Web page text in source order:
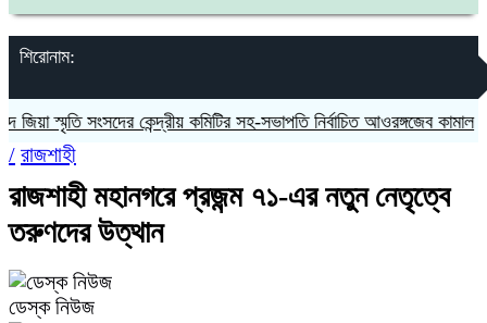
শিরোনাম:
স্মৃতি সংসদের কেন্দ্রীয় কমিটির সহ-সভাপতি নির্বাচিত আওরঙ্গজেব কামাল
/ রাজশাহী
রাজশাহী মহানগরে প্রজন্ম ৭১-এর নতুন নেতৃত্বে
তরুণদের উত্থান
ডেস্ক নিউজ